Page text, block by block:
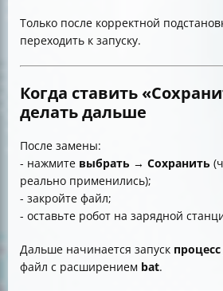
Только после корректной
переходить к запуску.
Когда ставить
делать дальше
После замены:
- нажмите выбрать → Сохранить
реально применились);
- закройте файл;
- оставьте робот на зарядной
Дальше начинается запуск процесс
файл с расширением bat.